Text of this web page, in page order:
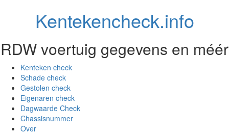
Kentekencheck.info
RDW voertuig gegevens en méér
Kenteken check
Schade check
Gestolen check
Eigenaren check
Dagwaarde Check
Chassisnummer
Over